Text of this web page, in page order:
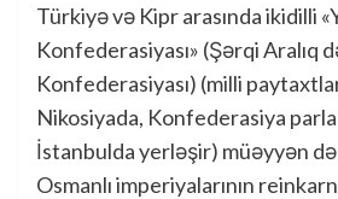
Türkiyə və Kipr arasında ikidilli
Konfederasiyası» (Şərqi Aralıq
Konfederasiyası) (milli
Nikosiyada, Konfederasiya
İstanbulda yerləşir) müəyyən
Osmanlı imperiyalarının